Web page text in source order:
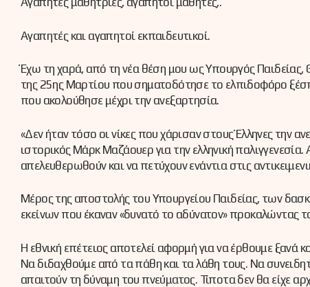
Αγαπητές και αγαπητοί εκπαιδευτικοί.
Έχω τη χαρά, από τη νέα θέση μου ως Υπουργός Παιδείας,
της 25ης Μαρτίου που σηματοδότησε το ελπιδοφόρο
που ακολούθησε μέχρι την ανεξαρτησία.
«Δεν ήταν τόσο οι νίκες που χάρισαν στους Έλληνες την
ιστορικός Μάρκ Μαζάουερ για την ελληνική
απελευθερωθούν και να πετύχουν ενάντια στις
Μέρος της αποστολής του Υπουργείου Παιδείας, των
εκείνων που έκαναν «δυνατό το αδύνατον» προκαλώντας
Η εθνική επέτειος αποτελεί αφορμή για να έρθουμε
Να διδαχθούμε από τα πάθη και τα λάθη τους. Να
απαιτούν τη δύναμη του πνεύματος. Τίποτα δεν θα είχε